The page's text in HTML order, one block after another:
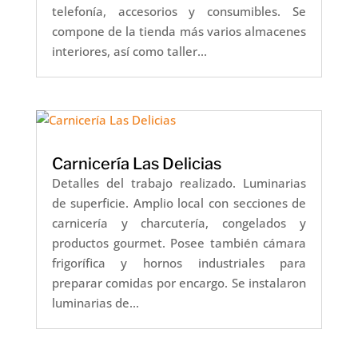
telefonía, accesorios y consumibles. Se
compone de la tienda más varios almacenes
interiores, así como taller...
Carnicería Las Delicias
Detalles del trabajo realizado. Luminarias
de superficie. Amplio local con secciones de
carnicería y charcutería, congelados y
productos gourmet. Posee también cámara
frigorífica y hornos industriales para
preparar comidas por encargo. Se instalaron
luminarias de...